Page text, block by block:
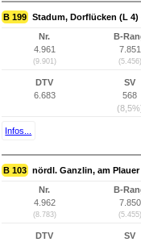
B 199 Stadum, Dorflücken (L
Nr.
4.961
(9.901)
B-
7.851
(5.456)
DTV
6.683
SV
568
Infos...
B 103 nördl. Ganzlin, am Plauer
Nr.
4.962
(8.783)
B-
7.850
(5.455)
DTV
SV